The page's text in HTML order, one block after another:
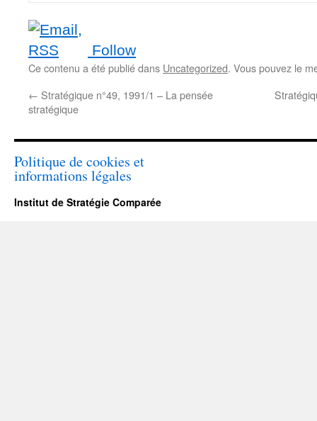
Follow
Ce contenu a été publié dans Uncategorized. Vous pouvez le
← Stratégique n°49, 1991/1 – La pensée
stratégique
Politique de cookies et
informations légales
Institut de Stratégie Comparée